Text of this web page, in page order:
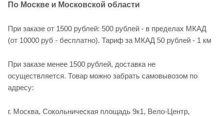
По Москве и Московской области
При заказе от 1500 рублей: 500 рублей - в пределах МКАД
(от 10000 руб - бесплатно). Тариф за МКАД 50 рублей - 1 км
При заказе менее 1500 рублей, доставка не
осуществляется. Товар можно забрать самовывозом по
адресу:
г. Москва, Сокольническая площадь 9к1, Вело-Центр,